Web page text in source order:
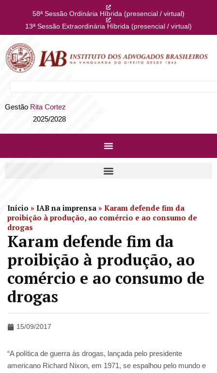
58ª Sessão Ordinária Híbrida (presencial / virtual)
13ª Sessão Extraordinária Híbrida (presencial / virtual)
Gestão Rita Cortez
2025/2028
Início » IAB na imprensa » Karam defende fim da
proibição à produção, ao comércio e ao consumo de
drogas
Karam defende fim da
proibição à produção, ao
comércio e ao consumo de
drogas
15/09/2017
“A política de guerra às drogas, lançada pelo presidente
americano Richard Nixon, em 1971, se espalhou pelo mundo e